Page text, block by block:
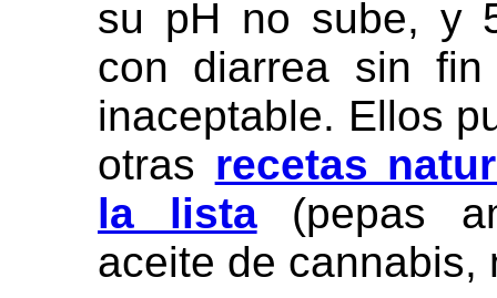
su pH no sube, y
con diarrea sin
inaceptable. Ellos
otras recetas
la lista(pepas
aceite de cannabis,